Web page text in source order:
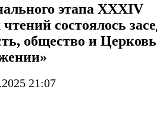
этапа XXXIV
состоялось
общество и
21:07